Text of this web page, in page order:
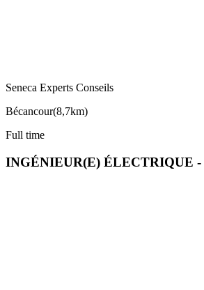
Seneca Experts Conseils
Bécancour(8,7km)
Full time
INGÉNIEUR(E) ÉLECTRIQUE